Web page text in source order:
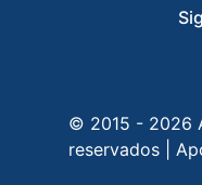
© 2015 - 2026
reservados |